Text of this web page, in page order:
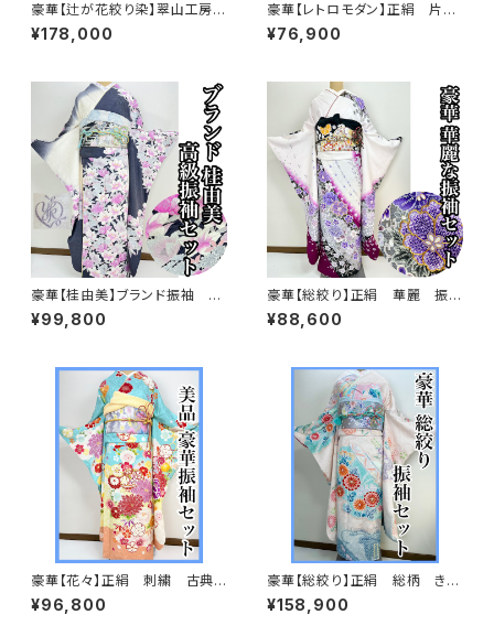
豪華【辻が花絞り染】翠山工房正
絹 振袖セット s760
¥178,000
豪華【レトロモダン】正絹 片身
変わり 振袖セット s750
¥76,900
豪華【桂由美】ブランド振袖 正
絹 華麗 振袖セット s746
¥99,800
豪華【総絞り】正絹 華麗 振袖
セット s723
¥88,600
豪華【花々】正絹 刺繍 古典
柄 振袖セット s703
¥96,800
豪華【総絞り】正絹 総柄 きぬ
たや調 振袖セット s676
¥158,900